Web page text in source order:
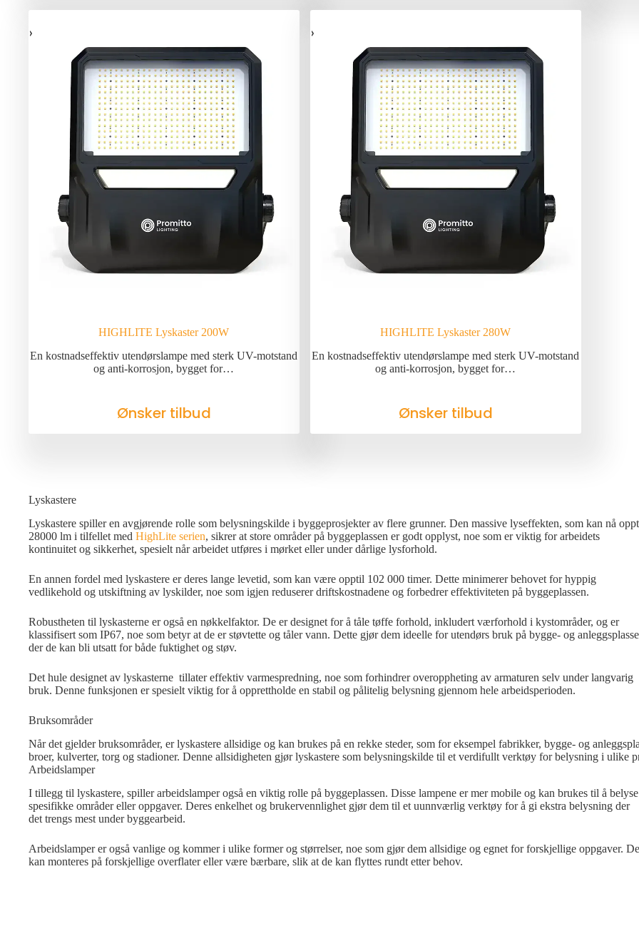
HIGHLITE Lyskaster 200W
En kostnadseffektiv utendørslampe med sterk UV-motstand
og anti-korrosjon, bygget for…
Ønsker tilbud
HIGHLITE Lyskaster 280W
En kostnadseffektiv utendørslampe med sterk UV-motstand
og anti-korrosjon, bygget for…
Ønsker tilbud
Lyskastere
Lyskastere spiller en avgjørende rolle som belysningskilde i byggeprosjekter av flere grunner. Den massive lyseffekten, som kan nå
28000 lm i tilfellet med HighLite serien, sikrer at store områder på byggeplassen er godt opplyst, noe som er viktig for arbeidets
kontinuitet og sikkerhet, spesielt når arbeidet utføres i mørket eller under dårlige lysforhold.
En annen fordel med lyskastere er deres lange levetid, som kan være opptil 102 000 timer. Dette minimerer behovet for hyppig
vedlikehold og utskiftning av lyskilder, noe som igjen reduserer driftskostnadene og forbedrer effektiviteten på byggeplassen.
Robustheten til lyskasterne er også en nøkkelfaktor. De er designet for å tåle tøffe forhold, inkludert værforhold i kystområder, og er
klassifisert som IP67, noe som betyr at de er støvtette og tåler vann. Dette gjør dem ideelle for utendørs bruk på bygge- og
der de kan bli utsatt for både fuktighet og støv.
Det hule designet av lyskasterne tillater effektiv varmespredning, noe som forhindrer overoppheting av armaturen selv under langvarig
bruk. Denne funksjonen er spesielt viktig for å opprettholde en stabil og pålitelig belysning gjennom hele arbeidsperioden.
Bruksområder
Når det gjelder bruksområder, er lyskastere allsidige og kan brukes på en rekke steder, som for eksempel fabrikker, bygge- og
broer, kulverter, torg og stadioner. Denne allsidigheten gjør lyskastere som belysningskilde til et verdifullt verktøy for belysning i ulike
Arbeidslamper
I tillegg til lyskastere, spiller arbeidslamper også en viktig rolle på byggeplassen. Disse lampene er mer mobile og kan brukes til å belyse
spesifikke områder eller oppgaver. Deres enkelhet og brukervennlighet gjør dem til et uunnværlig verktøy for å gi ekstra belysning der
det trengs mest under byggearbeid.
Arbeidslamper er også vanlige og kommer i ulike former og størrelser, noe som gjør dem allsidige og egnet for forskjellige oppgaver. De
kan monteres på forskjellige overflater eller være bærbare, slik at de kan flyttes rundt etter behov.